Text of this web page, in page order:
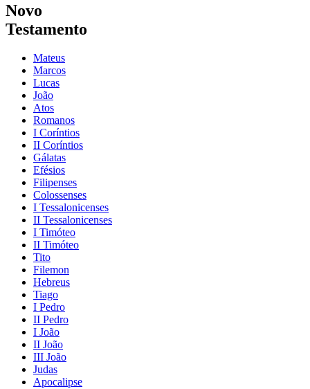
Novo
Testamento
Mateus
Marcos
Lucas
João
Atos
Romanos
I Coríntios
II Coríntios
Gálatas
Efésios
Filipenses
Colossenses
I Tessalonicenses
II Tessalonicenses
I Timóteo
II Timóteo
Tito
Filemon
Hebreus
Tiago
I Pedro
II Pedro
I João
II João
III João
Judas
Apocalipse